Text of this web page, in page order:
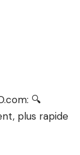
🔍
plus rapide